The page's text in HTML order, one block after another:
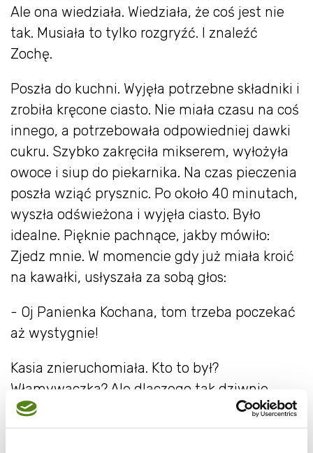
Ale ona wiedziała. Wiedziała, że coś jest nie
tak. Musiała to tylko rozgryźć. I znaleźć
Zochę.
Poszła do kuchni. Wyjęła potrzebne składniki i
zrobiła kręcone ciasto. Nie miała czasu na coś
innego, a potrzebowała odpowiedniej dawki
cukru. Szybko zakręciła mikserem, wyłożyła
owoce i siup do piekarnika. Na czas pieczenia
poszła wziąć prysznic. Po około 40 minutach,
wyszła odświeżona i wyjęła ciasto. Było
idealne. Pięknie pachnące, jakby mówiło:
Zjedz mnie. W momencie gdy już miała kroić
na kawałki, usłyszała za sobą głos:
- Oj Panienka Kochana, tom trzeba poczekać
aż wystygnie!
Kasia znieruchomiała. Kto to był?
Włamywaczka? Ale dlaczego tak dziwnie
mówi??? Szybko się odwróciła, trzymając
nadal nóż w ręce. Już miała zaatakować..jak